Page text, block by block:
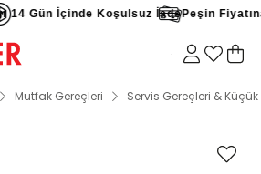
14 Gün İçinde Koşulsuz İadePeşin Fiyatına
Mutfak Gereçleri Servis Gereçleri &